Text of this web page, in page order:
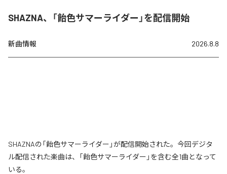
SHAZNA、「飴色サマーライダー」を配信開始
新曲情報 2026.8.8
SHAZNAの「飴色サマーライダー」が配信開始された。今回デジタ
ル配信された楽曲は、「飴色サマーライダー」を含む全1曲となって
いる。